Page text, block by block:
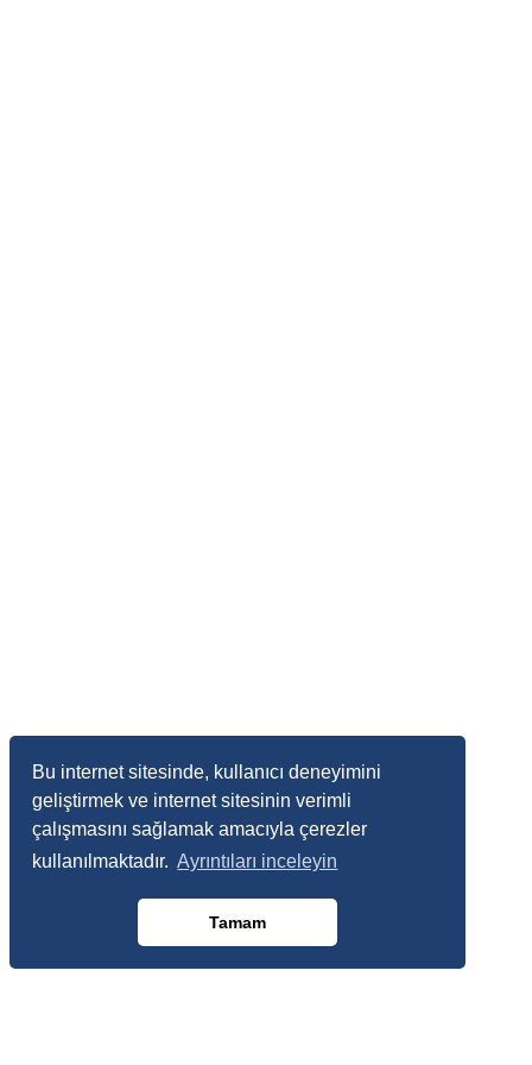
Bu internet sitesinde, kullanıcı deneyimini
geliştirmek ve internet sitesinin verimli
çalışmasını sağlamak amacıyla çerezler
kullanılmaktadır. Ayrıntıları inceleyin
Tamam